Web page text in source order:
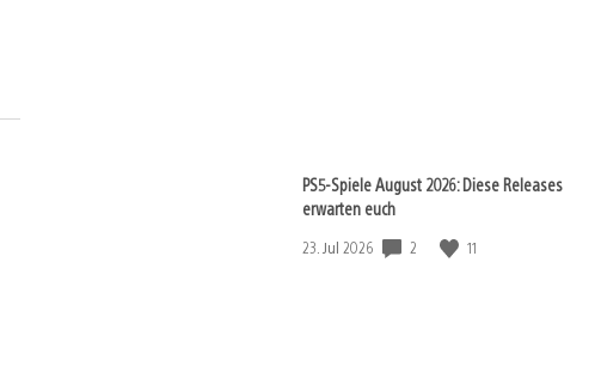
PS5-Spiele August 2026: Diese Releases
erwarten euch
Veröffentlichungsdatum:
23. Jul 2026 2 11